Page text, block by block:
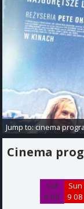
Jump to:cinema
Cinema
Sat
8 08
Sun
9 08